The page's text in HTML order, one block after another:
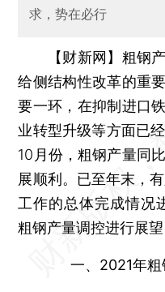
求，势在必行
【财新网】 粗钢
给侧结构性改革的重
要一环，在抑制进口
业转型升级等方面已
10月份，粗钢产量同
展顺利。已至年末，
工作的总体完成情况
粗钢产量调控进行展望
一、2021年